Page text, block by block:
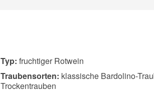
Typ: fruchtiger Rotwein
Traubensorten: klassische Bardolino-
Trockentrauben